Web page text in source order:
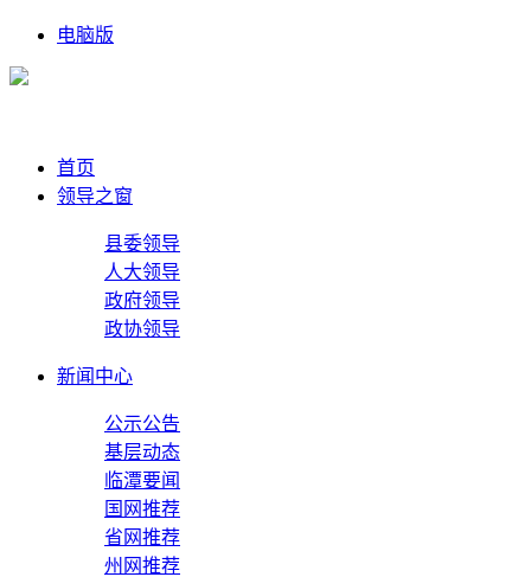
电脑版
首页
领导之窗
县委领导
人大领导
政府领导
政协领导
新闻中心
公示公告
基层动态
临潭要闻
国网推荐
省网推荐
州网推荐